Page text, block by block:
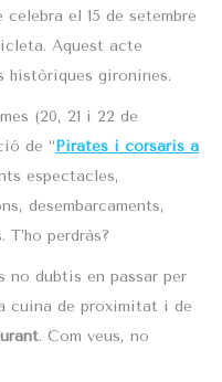
celebra el 15 de setembre
Aquest acte
històriques gironines.
(20, 21 i 22 de
de “Pirates i corsaris a
espectacles,
desembarcaments,
perdràs?
no dubtis en passar per
cuina de proximitat i de
. Com veus, no